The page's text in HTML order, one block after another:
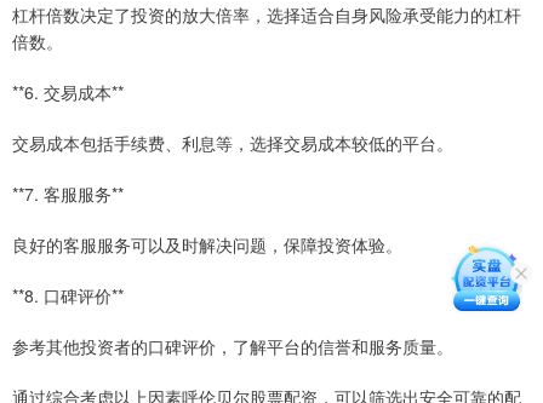
杠杆倍数决定了投资的放大倍率，选择适合自身风险承受能力的杠杆
倍数。
**6. 交易成本**
交易成本包括手续费、利息等，选择交易成本较低的平台。
**7. 客服服务**
良好的客服服务可以及时解决问题，保障投资体验。
**8. 口碑评价**
参考其他投资者的口碑评价，了解平台的信誉和服务质量。
通过综合考虑以上因素呼伦贝尔股票配资，可以筛选出安全可靠的配